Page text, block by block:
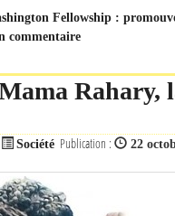
Fellowship :
commentaire
Rahary,
Société Publication : 22